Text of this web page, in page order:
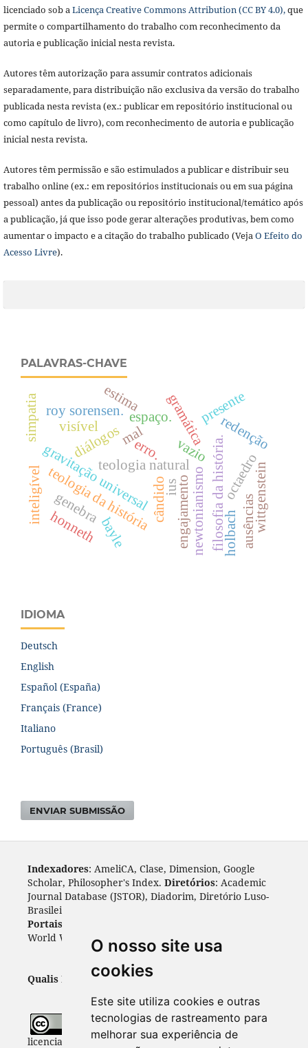
O nosso site usa
cookies
Este site utiliza cookies e outras
tecnologias de rastreamento para
melhorar sua experiência de
licenciado sob aLicença Creative Commons Attribution (CC BY 4.0),que
permite o compartilhamento do trabalho com reconhecimento da
autoria e publicação inicial nesta revista.
Autores têm autorização para assumir contratos adicionais
separadamente, para distribuição não exclusiva da versão do trabalho
publicada nesta revista (ex.: publicar em repositório institucional ou
como capítulo de livro), com reconhecimento de autoria e publicação
inicial nesta revista.
Autores têm permissão e são estimulados a publicar e distribuir seu
trabalho online (ex.: em repositórios institucionais ou em sua página
pessoal) antes da publicação ou repositório institucional/temático após
a publicação, já que isso pode gerar alterações produtivas, bem como
aumentar o impacto e a citação do trabalho publicado (VejaO Efeito do
Acesso Livre).
PALAVRAS-CHAVE
mal
teologia natural
gravitação universal
espaço.
vazio
newtonianismofilosofia da história.
cândidoengajamento
erro. redenção
teologia da história
bayle
genebra
diálogos gramática
octaedrowittgenstein
inteligível
visível
roy sorensen.
ausências
presente
holbach
ius
estima
simpatia
honneth
IDIOMA
Deutsch
English
Español (España)
Français (France)
Italiano
Português (Brasil)
ENVIAR SUBMISSÃO
Indexadores: AmeliCA, Clase, Dimension, Google
Scholar, Philosopher's Index. Diretórios: Academic
Journal Database (JSTOR), Diadorim, Diretório Luso-
Brasileiro, DOAJ, Journal 4 free, ROAD, Socol@ar.
Portais
World Wide Science.
: Cite Factor, OAJI.
Qualis Periódicos - Capes: A1
Todo o conteúdo desta revista está
licenciado sob aLicençaInternacional Creative